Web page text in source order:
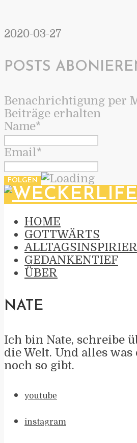
2020-03-27
POSTS
Benachrichtigung per
Beiträge erhalten
Name*
Email*
HOME
GOTTWÄRTS
GEDANKENTIEF
ÜBER
NATE
Ich bin Nate, schreibe
die Welt. Und alles was
noch so gibt.
youtube
instagram